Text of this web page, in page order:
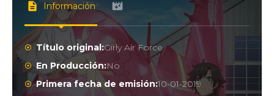
Información
Título original:Girly Air Force
En Producción:No
Primera fecha de emisión:10-01-2019